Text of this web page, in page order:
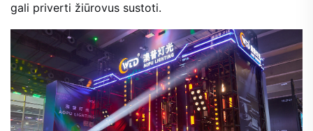
gali priverti žiūrovus sustoti.